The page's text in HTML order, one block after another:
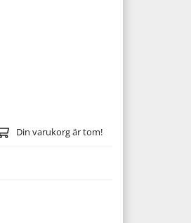
Din varukorg är tom!